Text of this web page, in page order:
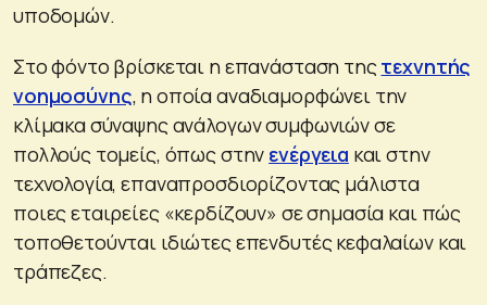
υποδομών.
Στο φόντο βρίσκεται η επανάσταση τηςτεχνητής
νοημοσύνης, η οποία αναδιαμορφώνει την
κλίμακα σύναψης ανάλογων συμφωνιών σε
πολλούς τομείς, όπως στην ενέργεια και στην
τεχνολογία, επαναπροσδιορίζοντας μάλιστα
ποιες εταιρείες «κερδίζουν» σε σημασία και πώς
τοποθετούνται ιδιώτες επενδυτές κεφαλαίων και
τράπεζες.